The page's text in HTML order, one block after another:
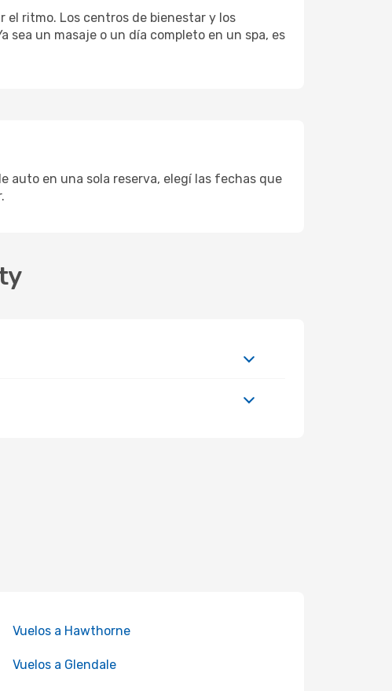
el ritmo. Los centros de bienestar y los
sea un masaje o un día completo en un spa, es
auto en una sola reserva, elegí las fechas que
Vuelos a Hawthorne
Vuelos a Glendale